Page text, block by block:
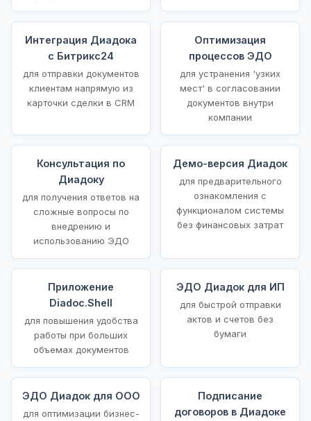
Интеграция Диадока
с Битрикс24
для отправки документов
клиентам напрямую из
карточки сделки в CRM
Оптимизация
процессов ЭДО
для устранения 'узких
мест' в согласовании
документов внутри
компании
Консультация по
Диадоку
для получения ответов на
сложные вопросы по
внедрению и
использованию ЭДО
Демо-версия Диадок
для предварительного
ознакомления с
функционалом системы
без финансовых затрат
Приложение
Diadoc.Shell
для повышения удобства
работы при больших
объемах документов
ЭДО Диадок для ИП
для быстрой отправки
актов и счетов без
бумаги
ЭДО Диадок для ООО
для оптимизации бизнес-
Подписание
договоров в Диадоке